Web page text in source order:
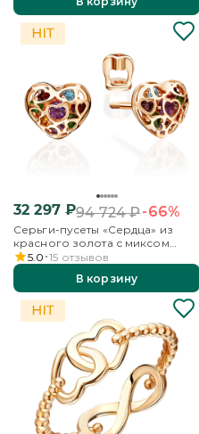
32 297₽94 724₽-66%
Серьги-пусеты «Сердца» из
красного золота с миксом
камней
5.0 15 отзывов
В корзину